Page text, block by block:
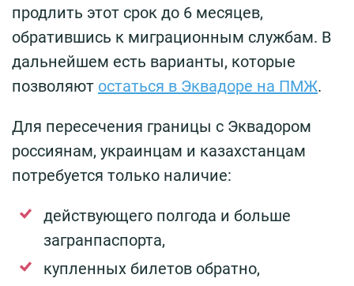
продлить этот срок до 6 месяцев,
обратившись к миграционным службам. В
дальнейшем есть варианты, которые
позволяют остаться в Эквадоре на ПМЖ.
Для пересечения границы с Эквадором
россиянам, украинцам и казахстанцам
потребуется только наличие:
действующего полгода и больше
загранпаспорта,
купленных билетов обратно,